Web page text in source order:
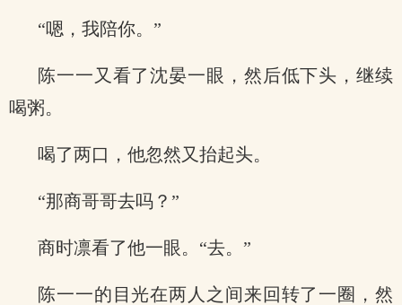
“嗯，我陪你。”
陈一一又看了沈晏一眼，然后低下头，继续
喝粥。
喝了两口，他忽然又抬起头。
“那商哥哥去吗？”
商时凛看了他一眼。“去。”
陈一一的目光在两人之间来回转了一圈，然